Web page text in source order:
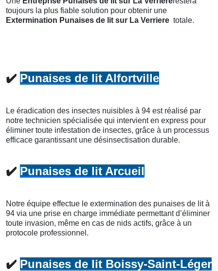
toujours la plus fiable solution pour obtenir une
Extermination Punaises de lit sur La Verriere totale.
✔️ Punaises de lit Alfortville
Le éradication des insectes nuisibles à 94 est réalisé par
notre technicien spécialisée qui intervient en express pour
éliminer toute infestation de insectes, grâce à un processus
efficace garantissant une désinsectisation durable.
✔️ Punaises de lit Arcueil
Notre équipe effectue le extermination des punaises de lit à
94 via une prise en charge immédiate permettant d’éliminer
toute invasion, même en cas de nids actifs, grâce à un
protocole professionnel.
✔️ Punaises de lit Boissy-Saint-Léger